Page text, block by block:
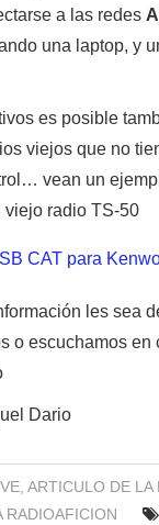
a las redes
una laptop, y
es posible
viejos que no
vean un
viejo radio TS-50
CAT para
les sea
o escuchamos en
Dario
, ARTICULO DE LA
RADIOAFICION